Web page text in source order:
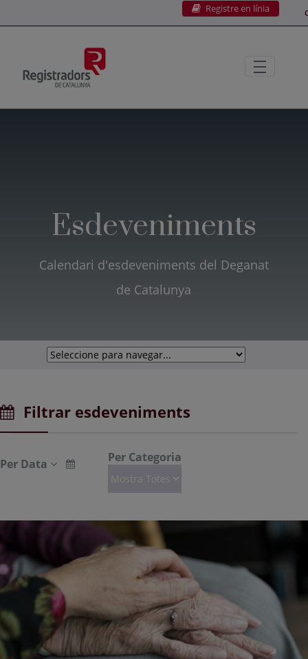
Registre en línia
Esdeveniments
Calendari d'esdeveniments del Deganat
de Catalunya
Filtrar esdeveniments
Per Data Per Categoria